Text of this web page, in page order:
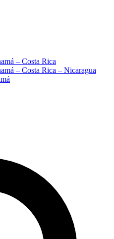
– Costa Rica
– Costa Rica – Nicaragua